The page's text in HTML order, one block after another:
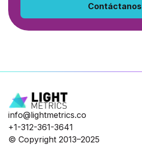
Contáctanos
info@lightmetrics.co
+1-312-361-3641
© Copyright 2013–2025